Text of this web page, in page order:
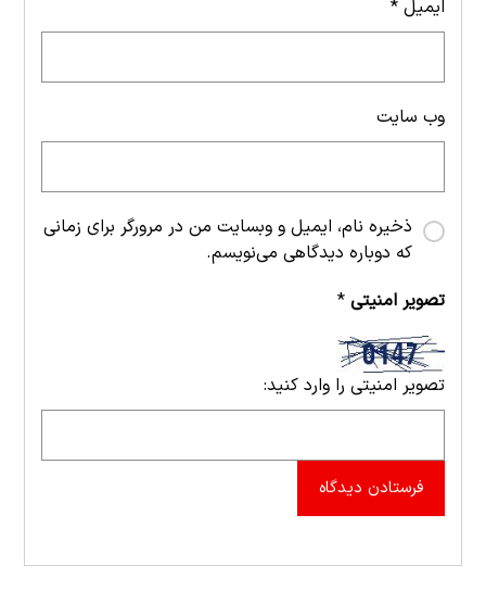
ایمیل*
وب‌ سایت
ذخیره نام، ایمیل و وبسایت من در مرورگر برای زمانی
که دوباره دیدگاهی می‌نویسم.
تصویر امنیتی*
تصویر امنیتی را وارد کنید:
فرستادن دیدگاه